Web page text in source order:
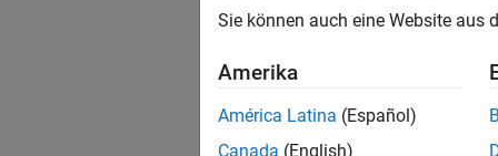
Stellen
Es
Region
Sie können auch eine Website aus
Amerika
América Latina (Español)
Canada (English)